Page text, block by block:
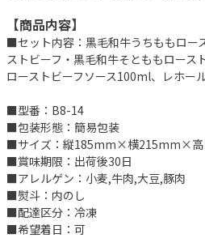
【商品内容】
■セット内容：黒毛和牛うちももロー
ストビーフ・黒毛和牛そとももロース
ローストビーフソース100ml、レホー
■型番：B8-14
■包装形態：簡易包装
■サイズ：縦185mm×横215mm×
■賞味期限：出荷後30日
■アレルゲン：小麦,牛肉,大豆,豚肉
■熨斗：内のし
■配達区分：冷凍
■希望着日：可